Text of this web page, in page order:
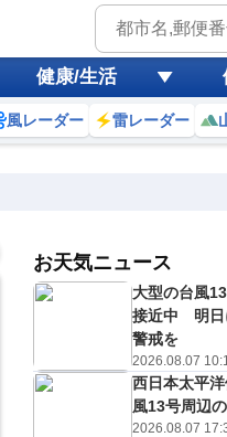
健康/生活
風レーダー 雷レーダー
9
ミリ
℃
10
0ミリ
31℃
お天気ニュース
大型の台風
接近中 明日
警戒を
2026.08.07
西日本太平
風13号周辺
2026.08.07